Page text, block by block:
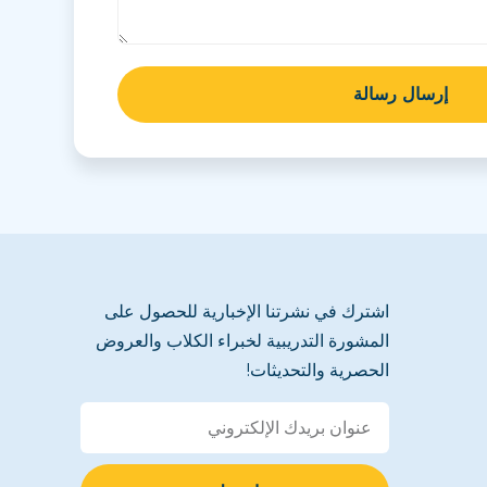
إرسال رسالة
اشترك في نشرتنا الإخبارية للحصول على
المشورة التدريبية لخبراء الكلاب والعروض
الحصرية والتحديثات!